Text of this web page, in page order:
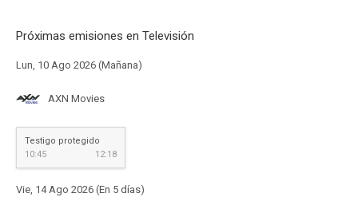
Próximas emisiones en Televisión
Lun, 10 Ago 2026 (Mañana)
AXN Movies
Testigo protegido
10:45
12:18
Vie, 14 Ago 2026 (En 5 días)